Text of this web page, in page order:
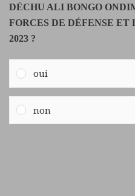
DÉCHU ALI BONGO
FORCES DE DÉFENSE ET
2023 ?
oui
non